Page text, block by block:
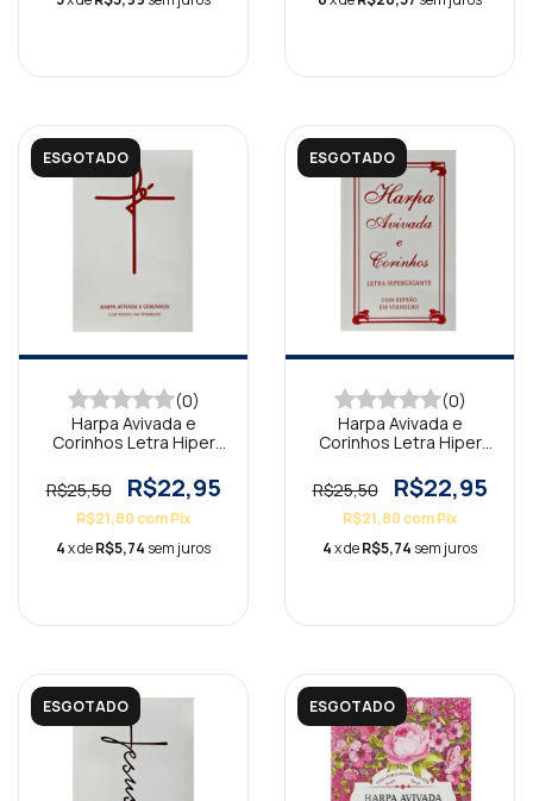
ESGOTADO
(0)
Harpa Avivada e
Corinhos Letra Hiper
Branca
R$25,50 R$22,95
R$21,80 com Pix
4x deR$5,74 sem juros
ESGOTADO
(0)
Harpa Avivada e
Corinhos Letra Hiper
Tradicional Branca
R$25,50 R$22,95
R$21,80 com Pix
4x deR$5,74 sem juros
ESGOTADO ESGOTADO